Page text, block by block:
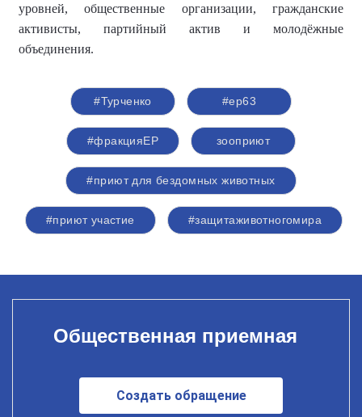
уровней, общественные организации, гражданские
активисты, партийный актив и молодёжные
объединения.
#Турченко #ер63
#фракцияЕР зооприют
#приют для бездомных животных
#приют участие #защитаживотногомира
Общественная приемная
Создать обращение